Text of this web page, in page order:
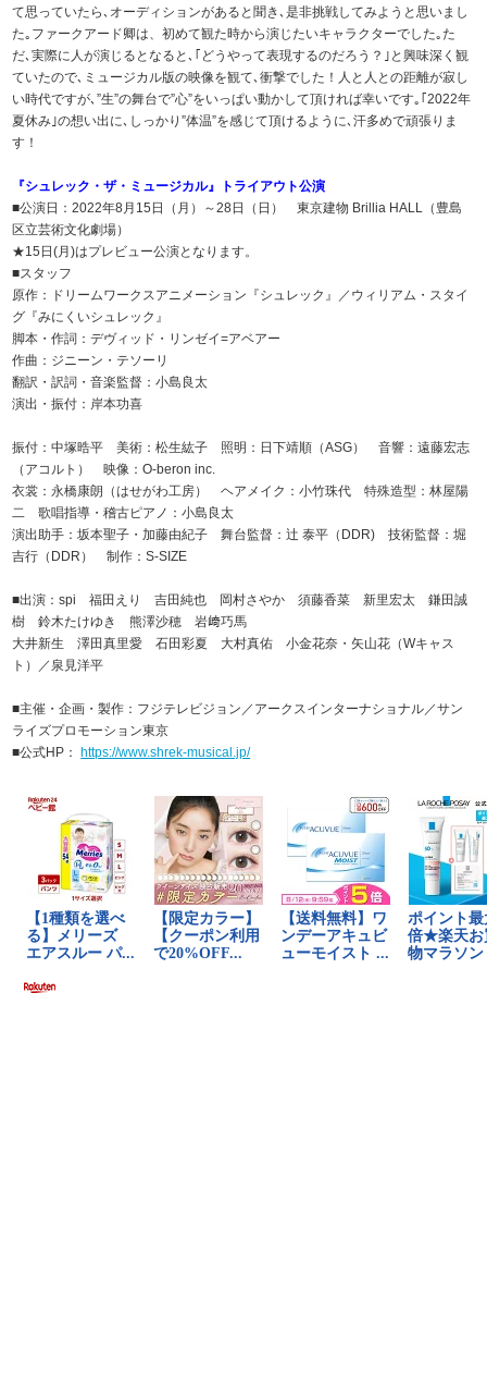
て思っていたら､オーディションがあると聞き､是非挑戦してみようと思いまし
た｡ファークアード卿は、初めて観た時から演じたいキャラクターでした｡た
だ､実際に人が演じるとなると､｢どうやって表現するのだろう？｣と興味深く観
ていたので､ミュージカル版の映像を観て､衝撃でした！人と人との距離が寂し
い時代ですが､”生”の舞台で”心”をいっぱい動かして頂ければ幸いです｡｢2022年
夏休み｣の想い出に､しっかり”体温”を感じて頂けるように､汗多めで頑張りま
す！
『シュレック・ザ・ミュージカル』トライアウト公演
■公演日：2022年8月15日（月）～28日（日） 東京建物 Brillia HALL（豊島
区立芸術文化劇場）
★15日(月)はプレビュー公演となります。
■スタッフ
原作：ドリームワークスアニメーション『シュレック』／ウィリアム・スタイ
グ『みにくいシュレック』
脚本・作詞：デヴィッド・リンゼイ=アベアー
作曲：ジニーン・テソーリ
翻訳・訳詞・音楽監督：小島良太
演出・振付：岸本功喜
振付：中塚晧平 美術：松生紘子 照明：日下靖順（ASG） 音響：遠藤宏志
（アコルト） 映像：O-beron inc.
衣裳：永橋康朗（はせがわ工房） ヘアメイク：小竹珠代 特殊造型：林屋陽
二 歌唱指導・稽古ピアノ：小島良太
演出助手：坂本聖子・加藤由紀子 舞台監督：辻 泰平（DDR) 技術監督：堀
吉行（DDR） 制作：S-SIZE
■出演：spi 福田えり 吉田純也 岡村さやか 須藤香菜 新里宏太 鎌田誠
樹 鈴木たけゆき 熊澤沙穂 岩﨑巧馬
大井新生 澤田真里愛 石田彩夏 大村真佑 小金花奈・矢山花（Wキャス
ト）／泉見洋平
■主催・企画・製作：フジテレビジョン／アークスインターナショナル／サン
ライズプロモーション東京
■公式HP： https://www.shrek-musical.jp/